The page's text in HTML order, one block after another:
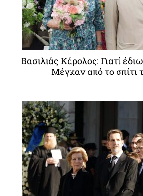
Βασιλιάς Κάρολος: Γιατί
Μέγκαν από το σπίτι